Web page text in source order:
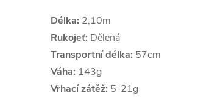
Délka: 2,10m
Rukojeť: Dělená
Transportní délka: 57cm
Váha: 143g
Vrhací zátěž: 5-21g